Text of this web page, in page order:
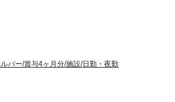
パー/賞与4ヶ月分/施設/日勤・夜勤